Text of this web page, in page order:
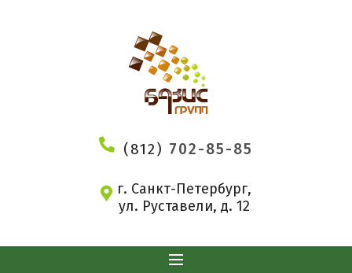
(812) 702-85-85
г. Санкт-Петербург,
ул. Руставели, д. 12